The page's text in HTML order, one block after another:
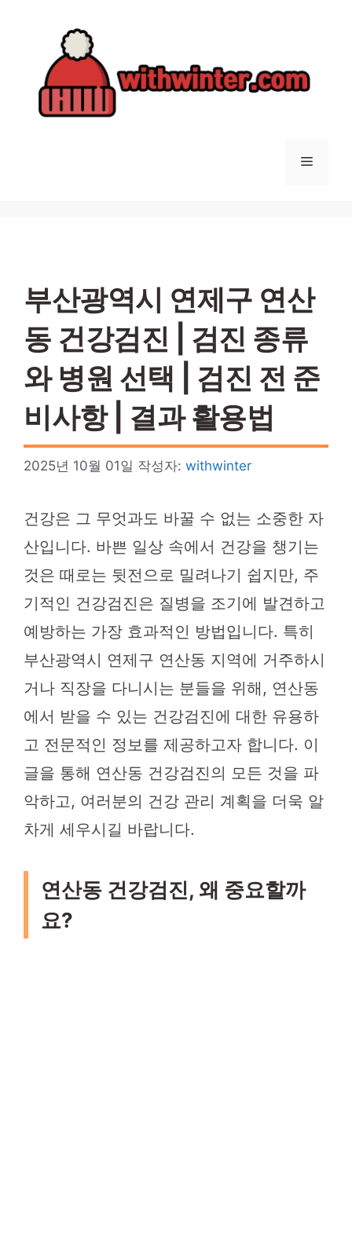
메
부산광역시 연제구 연산
동 건강검진 | 검진 종류
와 병원 선택 | 검진 전 준
비사항 | 결과 활용법
2025년 10월 01일 작성자: withwinter
건강은 그 무엇과도 바꿀 수 없는 소중한 자
산입니다. 바쁜 일상 속에서 건강을 챙기는
것은 때로는 뒷전으로 밀려나기 쉽지만, 주
기적인 건강검진은 질병을 조기에 발견하고
예방하는 가장 효과적인 방법입니다. 특히
부산광역시 연제구 연산동 지역에 거주하시
거나 직장을 다니시는 분들을 위해, 연산동
에서 받을 수 있는 건강검진에 대한 유용하
고 전문적인 정보를 제공하고자 합니다. 이
글을 통해 연산동 건강검진의 모든 것을 파
악하고, 여러분의 건강 관리 계획을 더욱 알
차게 세우시길 바랍니다.
연산동 건강검진, 왜 중요할까
요?